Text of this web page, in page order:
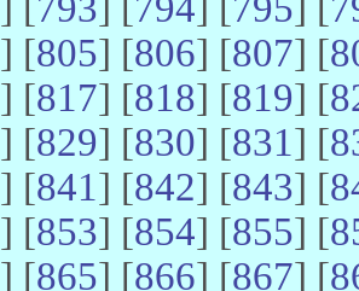
] [805] [806] [807] [
] [817] [818] [819] [
] [829] [830] [831] [
] [841] [842] [843] [
] [853] [854] [855] [
] [865] [866] [867] [